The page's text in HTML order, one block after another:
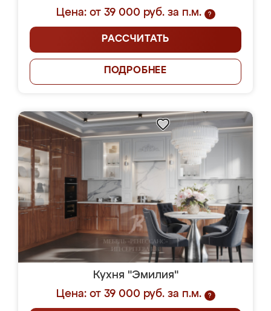
Цена: от 39 000 руб. за п.м.
?
РАССЧИТАТЬ
ПОДРОБНЕЕ
Кухня "Эмилия"
Цена: от 39 000 руб. за п.м.
?